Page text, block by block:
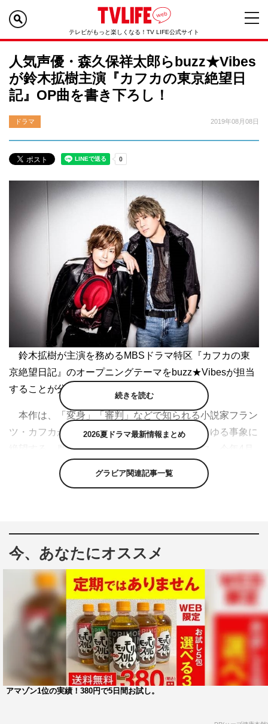
テレビがもっと楽しくなる！TV LIFE公式サイト
人気声優・森久保祥太郎らbuzz★Vibes
が鈴木拡樹主演『カフカの東京絶望日
記』OP曲を書き下ろし！
ドラマ 2019年08月08日
鈴木拡樹が主演を務めるMBSドラマ特区『カフカの東
京絶望日記』のオープニングテーマをbuzz★Vibesが担当
することが分かった。
本作は、「変身」「審判」などで知られる小説家フラン
ツ・カフカが、なぜか現代の東京で生活しあらゆる事象に
絶望する、摩訶不思議な新感覚コメディドラマ。今年4月
よりYouTubeで第1話（前編・後編）の無料配信が開始。
主人公のフランツ・カフカを鈴木が演じ、9月から
ンサー・リードの吹き替えなどで活躍する人気声優・森久
保祥太郎と、元SOUL’d OUT のShinnosukeによるユニッ
トbuzz★Vibes が、オープニングテーマを担当することが
決定した。
本作のために書き下ろしたオープニングテーマ曲
「ZETSUBOU FUNK」は、“絶望”をポップに、ファンキ
ーに歌い上げた楽曲。絶望に打ちのめされるカフカの姿を
見て周りの人々が生きる希望を得るように、本楽曲も人々
続きを読む
2026夏ドラマ最新情報まとめ
グラビア関連記事一覧
今、あなたにオススメ
アマゾン1位の実績！380円で5日間お試し。